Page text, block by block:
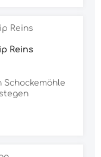
Reins
Schockemöhle
Lederstegen